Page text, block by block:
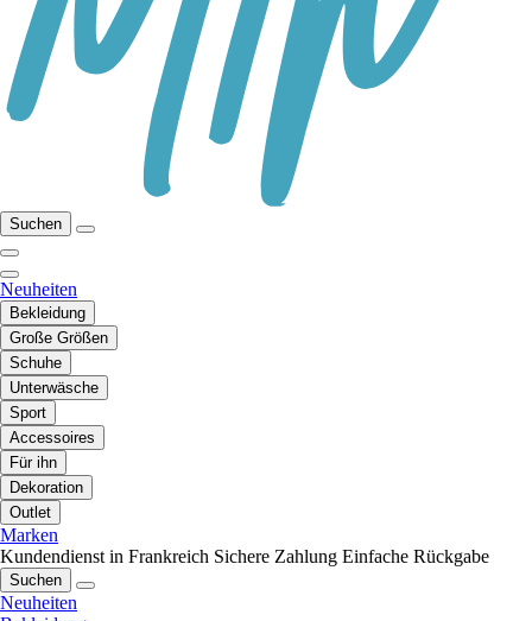
Suchen
Neuheiten
Bekleidung
Große Größen
Schuhe
Unterwäsche
Sport
Accessoires
Für ihn
Dekoration
Outlet
Marken
Kundendienst in Frankreich Sichere Zahlung Einfache Rückgabe
Suchen
Neuheiten